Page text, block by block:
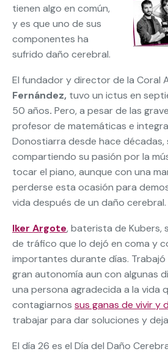
tienen algo en común,
y es que uno de sus
componentes ha
sufrido daño cerebral.
El fundador y director de la Coral
Fernández, tuvo un ictus en
50 años. Pero, a pesar de las
profesor de matemáticas e
Donostiarra desde hace
compartiendo su pasión por la
tocar el piano, aunque con una
perderse esta ocasión para
vida después de un daño cerebral.
Iker Argote, baterista de Kubers,
de tráfico que lo dejó en coma y
importantes durante días.
gran autonomía aun con algunas
una persona agradecida a la vida
contagiarnos sus ganas de vivir y
trabajar para dar soluciones y
El día 26 es el Día del Daño